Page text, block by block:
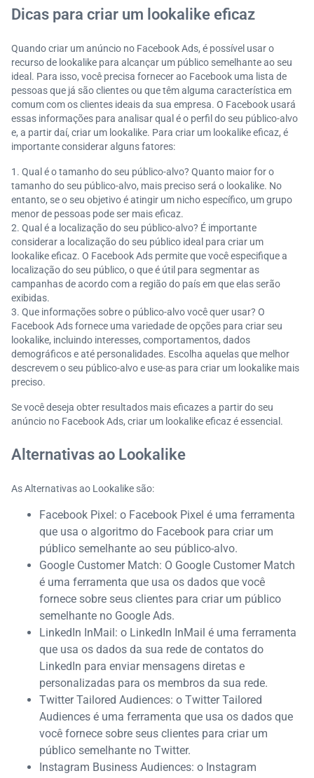
Dicas para criar um lookalike eficaz
Quando criar um anúncio no Facebook Ads, é possível usar o
recurso de lookalike para alcançar um público semelhante ao seu
ideal. Para isso, você precisa fornecer ao Facebook uma lista de
pessoas que já são clientes ou que têm alguma característica em
comum com os clientes ideais da sua empresa. O Facebook usará
essas informações para analisar qual é o perfil do seu público-alvo
e, a partir daí, criar um lookalike. Para criar um lookalike eficaz, é
importante considerar alguns fatores:
Qual é o tamanho do seu público-alvo? Quanto maior for o
tamanho do seu público-alvo, mais preciso será o lookalike. No
entanto, se o seu objetivo é atingir um nicho específico, um grupo
menor de pessoas pode ser mais eficaz.
Qual é a localização do seu público-alvo? É importante
considerar a localização do seu público ideal para criar um
lookalike eficaz. O Facebook Ads permite que você especifique a
localização do seu público, o que é útil para segmentar as
campanhas de acordo com a região do país em que elas serão
exibidas.
Que informações sobre o público-alvo você quer usar? O
Facebook Ads fornece uma variedade de opções para criar seu
lookalike, incluindo interesses, comportamentos, dados
demográficos e até personalidades. Escolha aquelas que melhor
descrevem o seu público-alvo e use-as para criar um lookalike mais
preciso.
Se você deseja obter resultados mais eficazes a partir do seu
anúncio no Facebook Ads, criar um lookalike eficaz é essencial.
Alternativas ao Lookalike
As Alternativas ao Lookalike são:
Facebook Pixel: o Facebook Pixel é uma ferramenta
que usa o algoritmo do Facebook para criar um
público semelhante ao seu público-alvo.
Google Customer Match: O Google Customer Match
é uma ferramenta que usa os dados que você
fornece sobre seus clientes para criar um público
semelhante no Google Ads.
LinkedIn InMail: o LinkedIn InMail é uma ferramenta
que usa os dados da sua rede de contatos do
LinkedIn para enviar mensagens diretas e
personalizadas para os membros da sua rede.
Twitter Tailored Audiences: o Twitter Tailored
Audiences é uma ferramenta que usa os dados que
você fornece sobre seus clientes para criar um
público semelhante no Twitter.
Instagram Business Audiences: o Instagram